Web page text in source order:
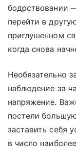
бодрствовании
перейти в
приглушенном
когда снова
Необязательно
наблюдение за
напряжение.
постели
заставить себя
в число